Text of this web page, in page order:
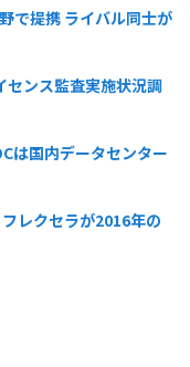
で提携 ライバル同士が
センス監査実施状況調
は国内データセンター
レクセラが2016年の